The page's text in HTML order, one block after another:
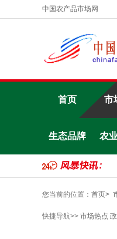
中国农产品市场网
首页 市
生态品牌 农
您当前的位置： 首页>
快捷导航>> 市场热点